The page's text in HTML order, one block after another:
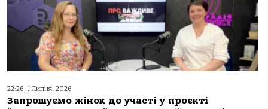
22:26, 1 Липня, 2026
Запрошуємо жінок до участі у проєкті